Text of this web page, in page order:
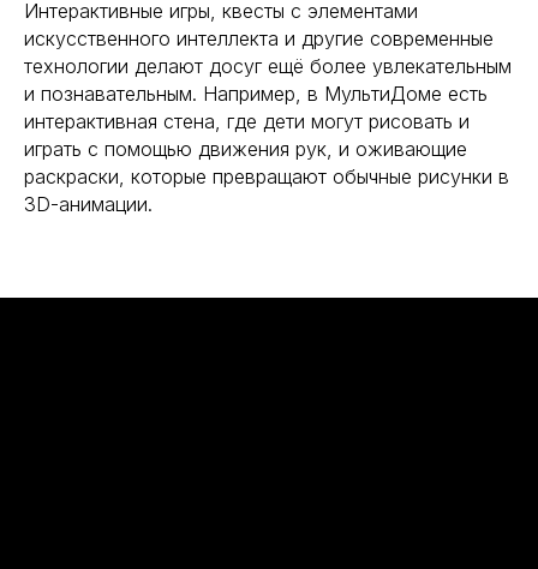
Интерактивные игры, квесты с элементами
искусственного интеллекта и другие современные
технологии делают досуг ещё более увлекательным
и познавательным. Например, в МультиДоме есть
интерактивная стена, где дети могут рисовать и
играть с помощью движения рук, и оживающие
раскраски, которые превращают обычные рисунки в
3D-анимации.